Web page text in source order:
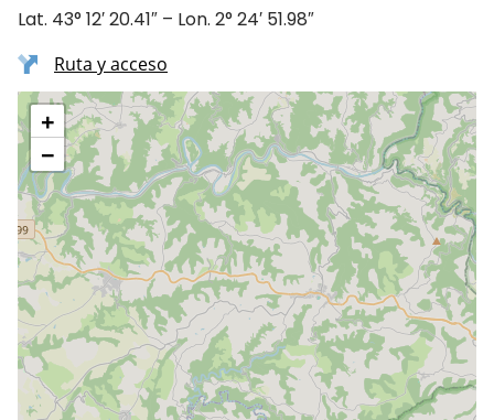
Lat. 43° 12′ 20.41″ – Lon. 2° 24′ 51.98″
Ruta y acceso
+
−